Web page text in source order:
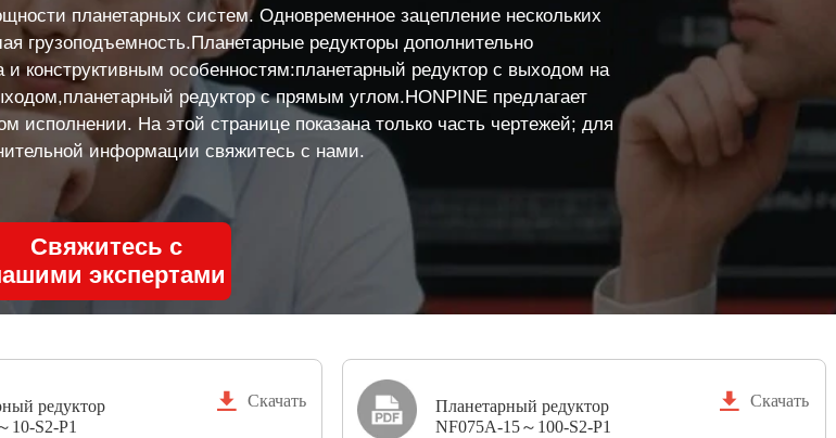
планетарных систем. Одновременное зацепление нескольких
грузоподъемность.Планетарные редукторы дополнительно
конструктивным особенностям:планетарный редуктор с выходом на
редуктор с прямым углом.HONPINE предлагает
исполнении. На этой странице показана только часть чертежей; для
информации свяжитесь с нами.
Свяжитесь с
экспертами
редуктор
10-S2-P1
 Скачать
Планетарный редуктор
NF075A-15～100-S2-P1
 Скачать